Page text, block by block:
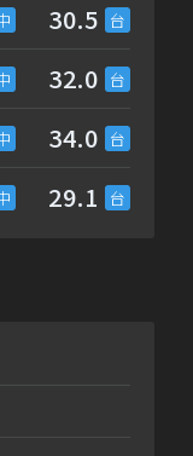
30.5
32.0
34.0
29.1